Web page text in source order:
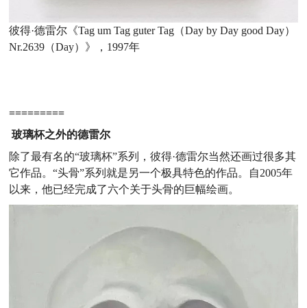
彼得·德雷尔《Tag um Tag guter Tag（Day by Day good Day）
Nr.2639（Day）》，1997年
=========
玻璃杯之外的德雷尔
除了最有名的“玻璃杯”系列，彼得·德雷尔当然还画过很多其
它作品。“头骨”系列就是另一个极具特色的作品。自2005年
以来，他已经完成了六个关于头骨的巨幅绘画。